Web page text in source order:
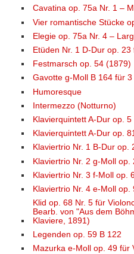
Cavatina op. 75a Nr. 1 –
Vier romantische Stücke
Elegie op. 75a Nr. 4 –
Etüden Nr. 1 D-Dur op. 23
Festmarsch op. 54 (1879)
Gavotte g-Moll B 164 für 3
Humoresque
Intermezzo (Notturno)
Klavierquintett A-Dur op. 5
Klavierquintett A-Dur op.
Klaviertrio Nr. 1 B-Dur op.
Klaviertrio Nr. 2 g-Moll op.
Klaviertrio Nr. 3 f-Moll op.
Klaviertrio Nr. 4 e-Moll op.
Klid op. 68 Nr. 5 für
Bearb. von "Aus dem
Klaviere, 1891)
Legenden op. 59 B 122
Mazurka e-Moll op. 49 für